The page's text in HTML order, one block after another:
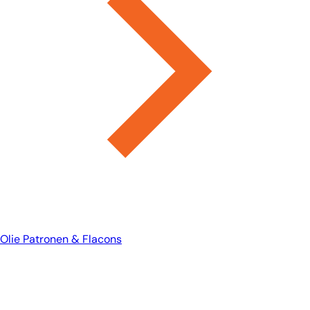
Olie Patronen & Flacons